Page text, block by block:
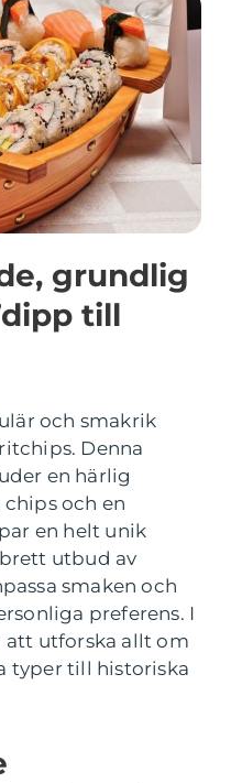
grundlig
till
och smakrik
Denna
en härlig
och en
en helt unik
utbud av
smaken och
preferens. I
att utforska allt om
typer till historiska